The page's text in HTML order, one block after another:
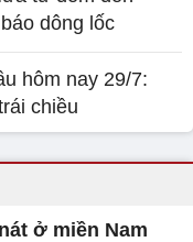
dông lốc
hôm nay 29/7:
chiều
ở miền Nam